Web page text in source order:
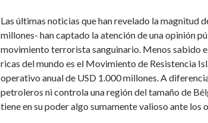
Las últimas noticias que han revelado la magnitud
millones- han captado la atención de una opinión
movimiento terrorista sanguinario. Menos sabido
ricas del mundo es el Movimiento de Resistencia
operativo anual de USD 1.000 millones. A
petroleros ni controla una región del tamaño de
tiene en su poder algo sumamente valioso ante los